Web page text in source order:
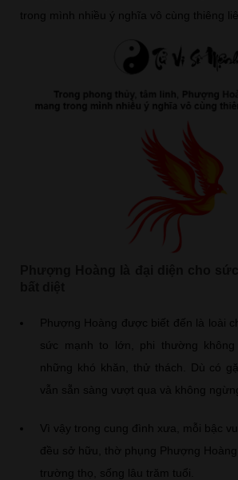
trong mình nhiều ý nghĩa vô cùng thiêng
Phượng Hoàng được biết đến là loài
sức mạnh to lớn, phi thường
những khó khăn, thử thách. Dù có
vẫn sẵn sàng vượt qua và không
Vì vậy trong cung đình xưa, mỗi bậc
đều sở hữu, thờ phụng Phượng
trường thọ, sống lâu trăm tuổi.